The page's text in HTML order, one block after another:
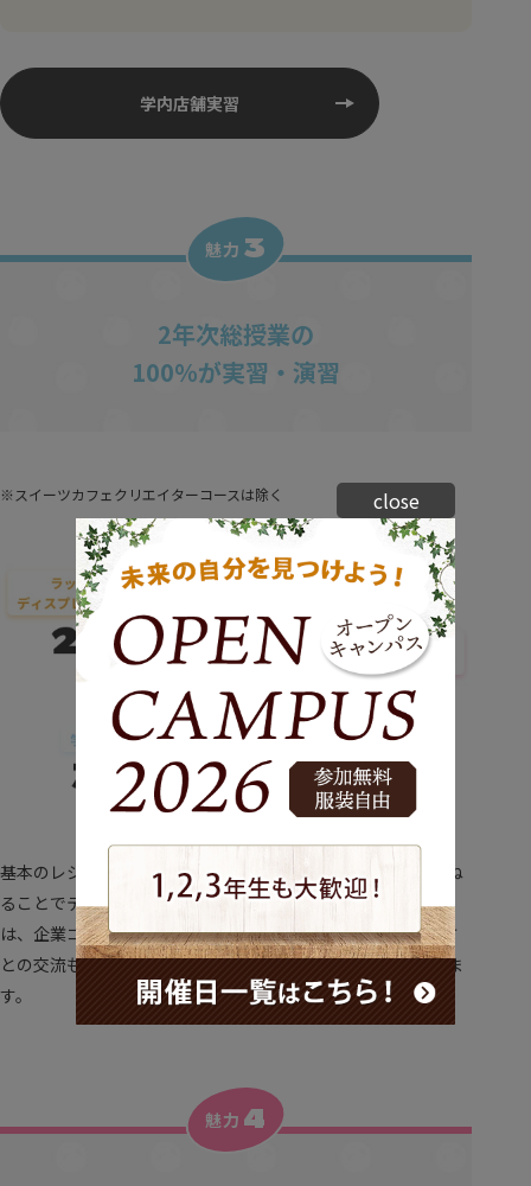
学内店舗実習
魅力 3
2年次総授業の
100％が実習・演習
※スイーツカフェクリエイターコースは除く
基本のレシピはもちろん、オリジナルレシピまで。実習を重ね
ることでテクニックもセンスも磨かれます。カリキュラムに
は、企業コラボや2年次から始まる学内店舗実習など外部の方
との交流もあり、技術・実践力を共に身につけることができま
す。
魅力 4
close